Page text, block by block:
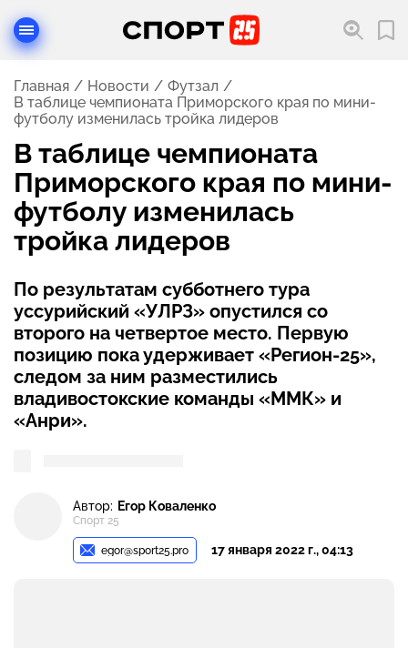
Главная Новости
Футзал
В таблице чемпионата Приморского края по мини-
футболу изменилась тройка лидеров
В таблице чемпионата
Приморского края по мини-
футболу изменилась
тройка лидеров
По результатам субботнего тура
уссурийский «УЛРЗ» опустился со
второго на четвертое место. Первую
позицию пока удерживает «Регион-25»,
следом за ним разместились
владивостокские команды «ММК» и
«Анри».
Автор: Егор Коваленко
Спорт 25
egor@sport25.pro 17 января 2022 г., 04:13